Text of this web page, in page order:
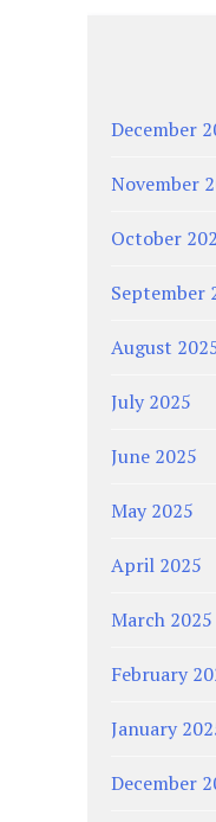
December
November
October
September
August
July 2025
June 2025
May 2025
April 2025
March 2025
February
January
December